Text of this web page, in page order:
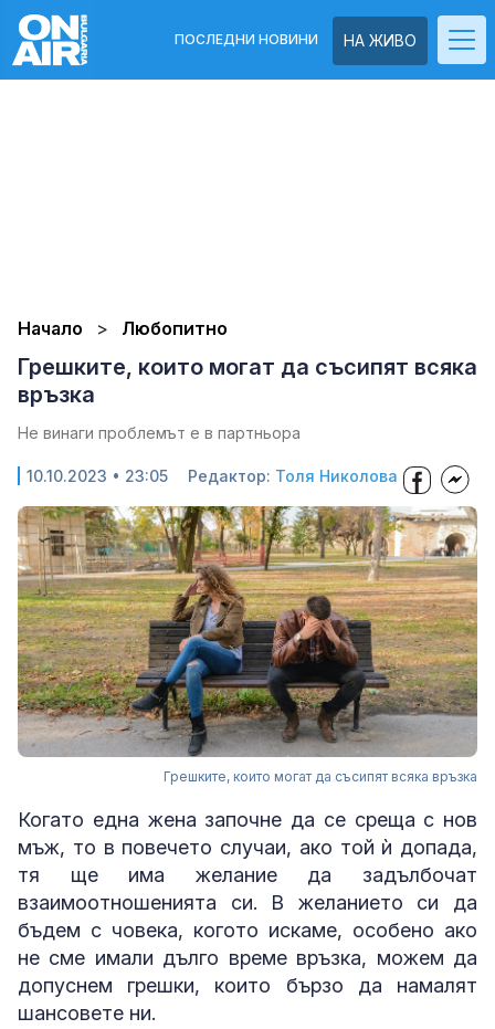
НА ЖИВО
ПОСЛЕДНИ НОВИНИ
Начало Любопитно
Грешките, които могат да съсипят всяка
връзка
Не винаги проблемът е в партньора
10.10.2023 • 23:05 Редактор: Толя Николова
Грешките, които могат да съсипят всяка връзка
Когато една жена започне да се среща с нов
мъж, то в повечето случаи, ако той ѝ допада,
тя ще има желание да задълбочат
взаимоотношенията си. В желанието си да
бъдем с човека, когото искаме, особено ако
не сме имали дълго време връзка, можем да
допуснем грешки, които бързо да намалят
шансовете ни.